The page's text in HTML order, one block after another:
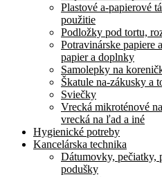
Plastové a-papierové
použitie
Podložky pod tortu,
Potravinárske papiere
papier a doplnky
Samolepky na
Škatule na-zákusky a
Sviečky
Vrecká mikroténové
vrecká na ľad a iné
Hygienické potreby
Kancelárska technika
Dátumovky, pečiatky,
podušky